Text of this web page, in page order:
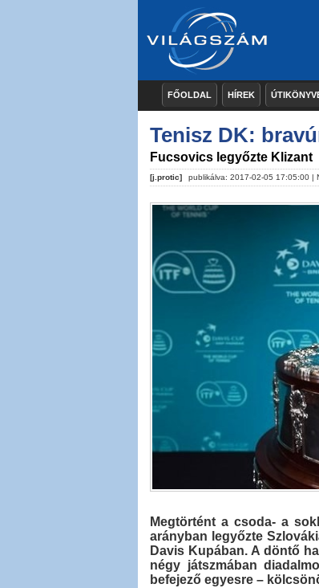
FŐOLDAL HÍREK
Tenisz DK:
Fucsovics legyőzte Klizant
[j.protic] publikálva: 2017-02-05 17:05:00 |
Megtörtént a csoda- a
arányban legyőzte
Davis Kupában. A döntő
négy játszmában
befejező egyesre –